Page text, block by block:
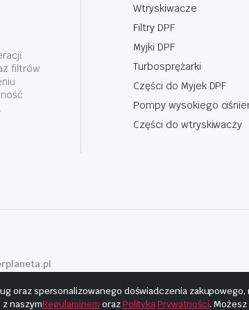
filtrów
Wtryskiwacze
Filtry DPF
Myjki DPF
Turbosprężarki
Części do Myjek DPF
Pompy wysokiego
Części do wtryskiwaczy
oraz spersonalizowanego doświadczenia
naszymRegulaminem orazPolityką Prywatności.